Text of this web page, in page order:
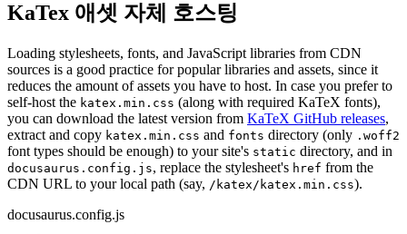
KaTex 애셋 자체 호스팅
Loading stylesheets, fonts, and JavaScript libraries from CDN
sources is a good practice for popular libraries and assets, since it
reduces the amount of assets you have to host. In case you prefer to
self-host the katex.min.css (along with required KaTeX fonts),
you can download the latest version from KaTeX GitHub releases,
extract and copy katex.min.css and fonts directory (only .woff2
font types should be enough) to your site's static directory, and in
docusaurus.config.js, replace the stylesheet's href from the
CDN URL to your local path (say, /katex/katex.min.css).
docusaurus.config.js